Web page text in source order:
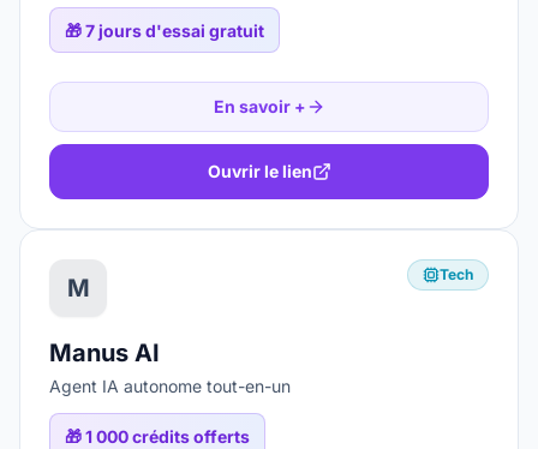
🎁7 jours d'essai gratuit
En savoir +
Ouvrir le lien
M Tech
Manus AI
Agent IA autonome tout-en-un
🎁1 000 crédits offerts